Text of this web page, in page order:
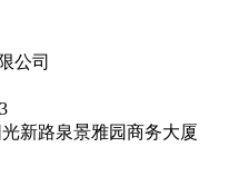
公司
新路泉景雅园商务大厦